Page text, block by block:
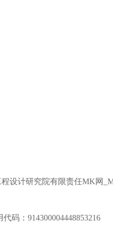
设计研究院有限责任MK网
码：914300004448853216